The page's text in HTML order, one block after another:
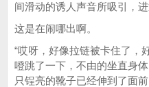
间滑动的诱人声音所吸引，
这是在闹哪出啊。
“哎呀，好像拉链被卡住了，
噔跳了一下，不由的坐直身
只锃亮的靴子已经伸到了面